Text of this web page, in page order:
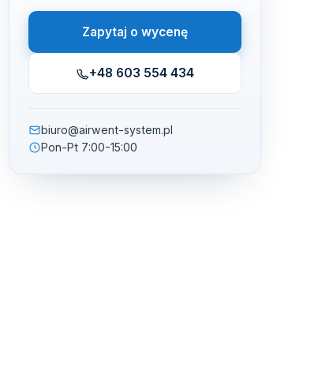
Zapytaj o wycenę
+48 603 554 434
biuro@airwent-system.pl
Pon-Pt 7:00-15:00